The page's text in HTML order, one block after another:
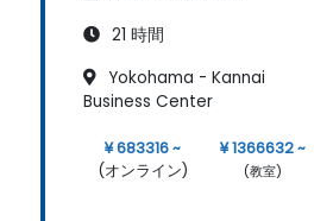
21 時間
Yokohama - Kannai
Business Center
¥ 683316 ~
(オンライン)
¥ 1366632 ~
(教室)